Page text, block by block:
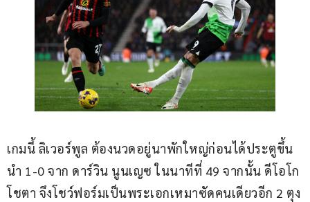
เกมนี้ ลิเวอร์พูล ต้องนวดอยู่นาพักใหญ่ก่อนได้ประตูขึ้น
นำ 1-0 จาก ดาร์วิน นูนเญซ ในนาทีที่ 49 จากนั้น ดีโอโก
โชตา จึงโชว์ฟอร์มเป็นพระเอกเหมาซัดคนเดียวอีก 2 ตุง